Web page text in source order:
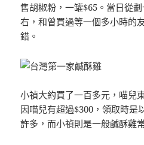
售胡椒粉，一罐$65。當日從
右，和曾買過等一個多小時的
錯。
小禎大約買了一百多元，喵兒
因喵兒有超過$300，領取時是
許多，而小禎則是一般鹹酥雞